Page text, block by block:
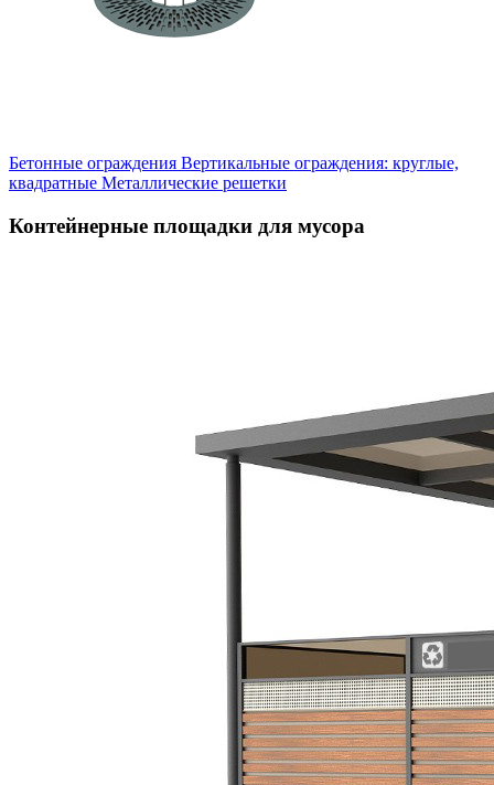
Бетонные ограждения Вертикальные ограждения: круглые,
квадратные Металлические решетки
Контейнерные площадки для мусора